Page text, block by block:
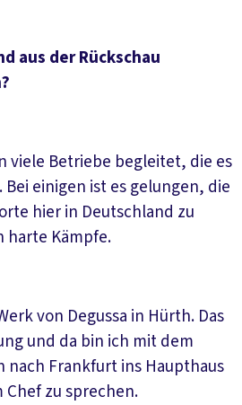
aus der Rückschau
viele Betriebe begleitet, die es
einigen ist es gelungen, die
hier in Deutschland zu
harte Kämpfe.
von Degussa in Hürth. Das
und da bin ich mit dem
nach Frankfurt ins Haupthaus
zu sprechen.